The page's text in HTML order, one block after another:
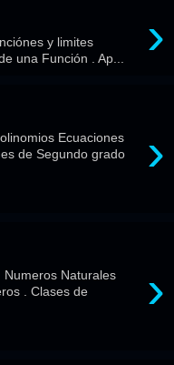
›
y limites
una Función . Ap...
›
Ecuaciones
de Segundo grado
›
Naturales
. Clases de